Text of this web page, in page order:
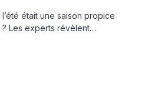
était une saison propice
? Les experts révèlent…